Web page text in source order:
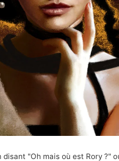
"Oh mais où est Rory ?"